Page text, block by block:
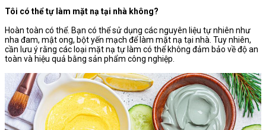
Tôi có thể tự làm mặt nạ tại nhà không?
Hoàn toàn có thể. Bạn có thể sử dụng các nguyên liệu tự nhiên như
nha đam, mật ong, bột yến mạch để làm mặt nạ tại nhà. Tuy nhiên,
cần lưu ý rằng các loại mặt nạ tự làm có thể không đảm bảo về độ an
toàn và hiệu quả bằng sản phẩm công nghiệp.